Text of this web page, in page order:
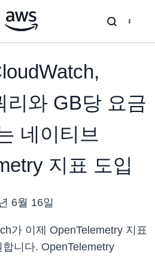
리와 GB당 요금
네이티브
지표 도입
6월 16일
가 이제 OpenTelemetry 지표
니다. OpenTelemetry